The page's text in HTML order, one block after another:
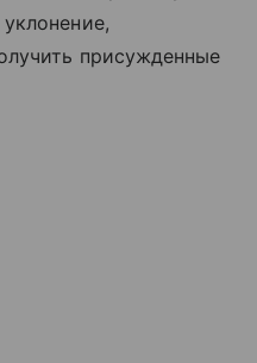
присужденные